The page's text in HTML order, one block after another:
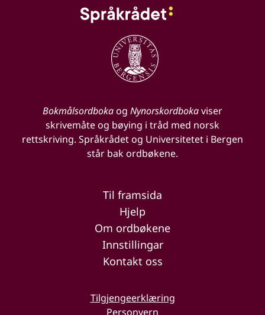
Bokmålsordbokaog Nynorskordbokaviser
skrivemåte og bøying i tråd med norsk
rettskriving. Språkrådet og Universitetet i Bergen
står bak ordbøkene.
Til framsida
Hjelp
Om ordbøkene
Innstillingar
Kontakt oss
Tilgjengeerklæring
Personvern